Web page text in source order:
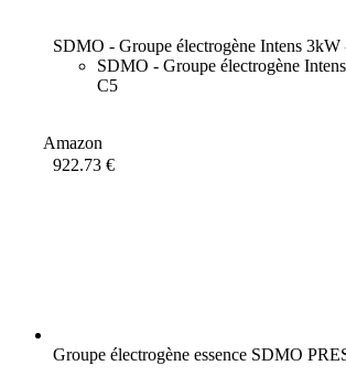
SDMO - Groupe électrogène Intens
SDMO - Groupe électrogène
C5
Amazon
922.73 €
Groupe électrogène essence SDMO